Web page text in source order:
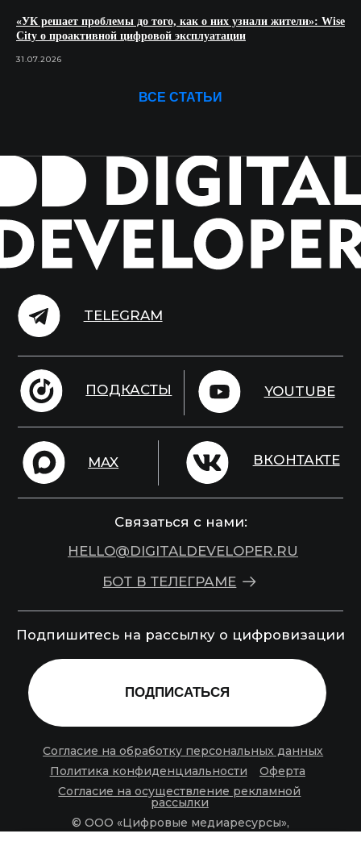
«УК решает проблемы до того, как о них узнали жители»: Wise
City о проактивной цифровой эксплуатации
31.07.2026
ВСЕ СТАТЬИ